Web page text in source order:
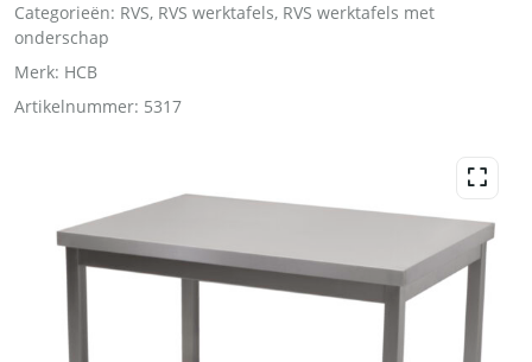
Categorieën: RVS, RVS werktafels, RVS werktafels met
onderschap
Merk: HCB
Artikelnummer: 5317